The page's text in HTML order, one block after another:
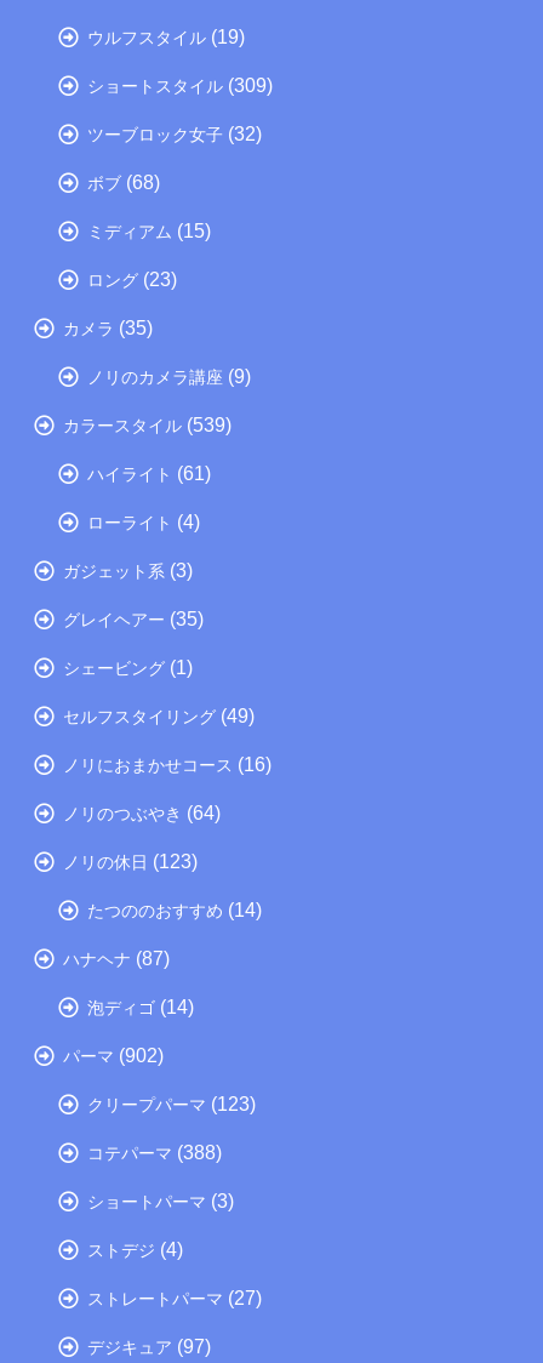
ウルフスタイル (19)
ショートスタイル (309)
ツーブロック女子 (32)
ボブ (68)
ミディアム (15)
ロング (23)
カメラ (35)
ノリのカメラ講座 (9)
カラースタイル (539)
ハイライト (61)
ローライト (4)
ガジェット系 (3)
グレイヘアー (35)
シェービング (1)
セルフスタイリング (49)
ノリにおまかせコース (16)
ノリのつぶやき (64)
ノリの休日 (123)
たつののおすすめ (14)
ハナヘナ (87)
泡ディゴ (14)
パーマ (902)
クリープパーマ (123)
コテパーマ (388)
ショートパーマ (3)
ストデジ (4)
ストレートパーマ (27)
デジキュア (97)